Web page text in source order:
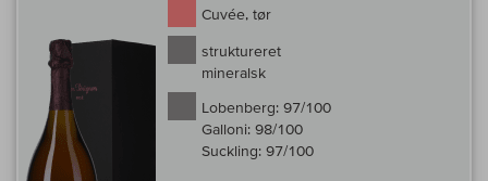
Cuvée, tør
struktureret
mineralsk
Lobenberg: 97/100
Galloni: 98/100
Suckling: 97/100